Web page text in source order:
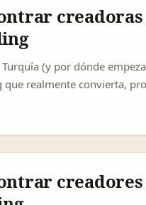
botellas a micro-
experimental es
creadoras
(y por dónde
realmente convierta,
la autenticidad. Además
y cuentan con
“creadores que
sobre la evolución de